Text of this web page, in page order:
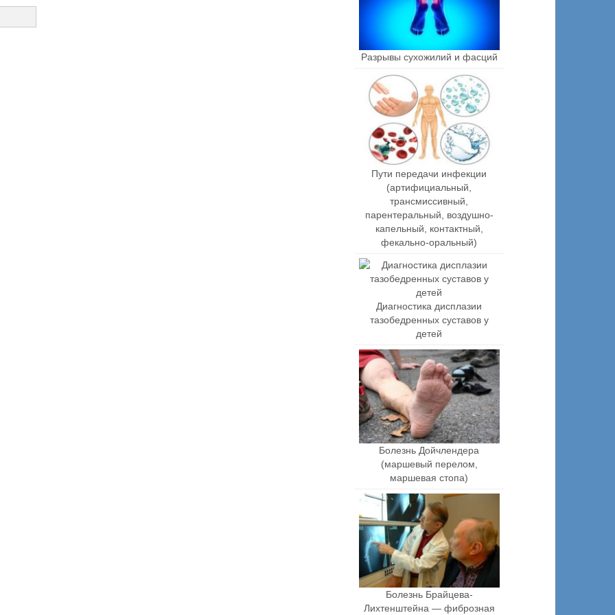
Разрывы сухожилий и фасций
Пути передачи инфекции
(артифициальный,
трансмиссивный,
парентеральный, воздушно-
капельный, контактный,
фекально-оральный)
Диагностика дисплазии
тазобедренных суставов у
детей
Болезнь Дойчлендера
(маршевый перелом,
маршевая стопа)
Болезнь Брайцева-
Лихтенштейна — фиброзная